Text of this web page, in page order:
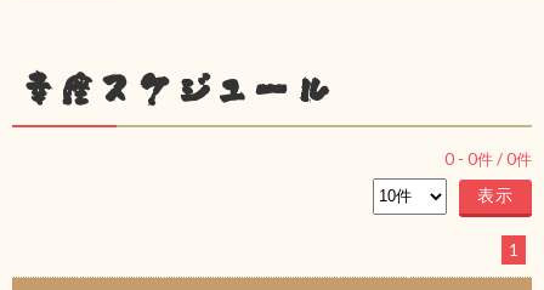
幸座スケジュール
0 - 0件 /0件
1